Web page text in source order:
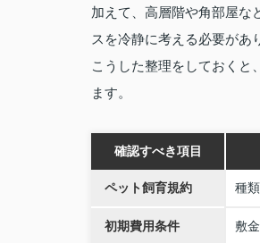
加えて、高層階や角部屋な
スを冷静に考える必要があ
こうした整理をしておくと
ます。
確認すべき項目
ペット飼育規約 種
初期費用条件 敷